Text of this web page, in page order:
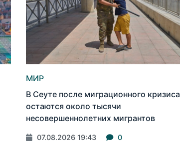
МИР
В Сеуте после миграционного кризиса
остаются около тысячи
несовершеннолетних мигрантов
07.08.2026 19:43 0